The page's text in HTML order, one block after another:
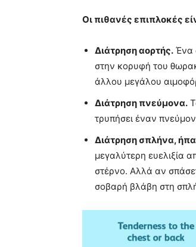
Οι πιθανές επιπλοκές
Διάτρηση αορτής. Ένα
στην κορυφή του
άλλου μεγάλου
Διάτρηση πνεύμονα.
τρυπήσει έναν
Διάτρηση σπλήνα,
μεγαλύτερη ευελιξία
στέρνο. Αλλά αν
σοβαρή βλάβη στη